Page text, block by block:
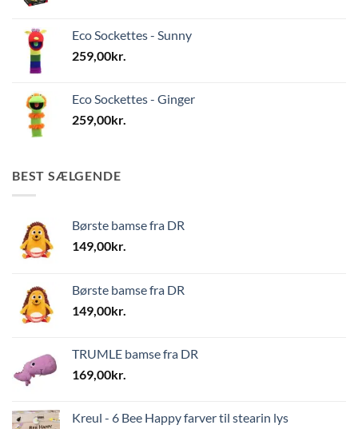
Eco Sockettes - Sunny
259,00kr.
Eco Sockettes - Ginger
259,00kr.
BEST SÆLGENDE
Børste bamse fra DR
149,00kr.
Børste bamse fra DR
149,00kr.
TRUMLE bamse fra DR
169,00kr.
Kreul - 6 Bee Happy farver til stearin lys